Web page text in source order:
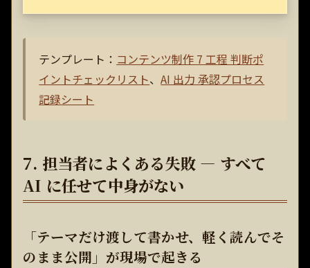
テンプレート： コンテンツ制作 7 工程 判断ポ
イントチェックリスト、AI 出力 承認プロセス
記録シート
7. 担当者によくある失敗 — すべて
AI に任せて中身がない
「テーマだけ渡して書かせ、軽く読んでそ
のまま公開」が現場で起きる